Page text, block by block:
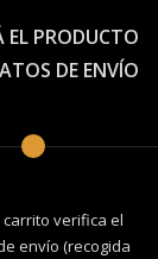
EL PRODUCTO
DE ENVÍO
carrito verifica el
envío (recogida